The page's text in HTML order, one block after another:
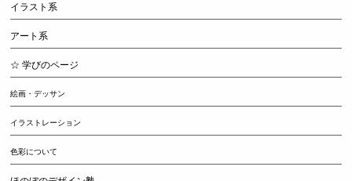
イラスト系
アート系
☆ 学びのページ
絵画・デッサン
イラストレーション
色彩について